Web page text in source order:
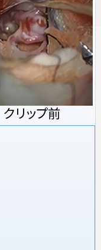
クリップ前